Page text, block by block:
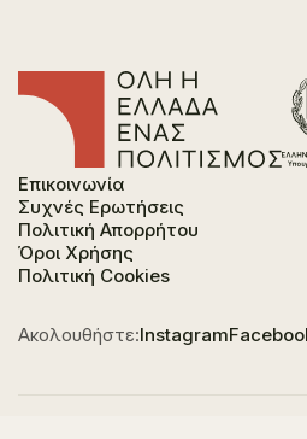
Επικοινωνία
Συχνές Ερωτήσεις
Πολιτική Απορρήτου
Όροι Χρήσης
Πολιτική Cookies
Ακολουθήστε:Instagram